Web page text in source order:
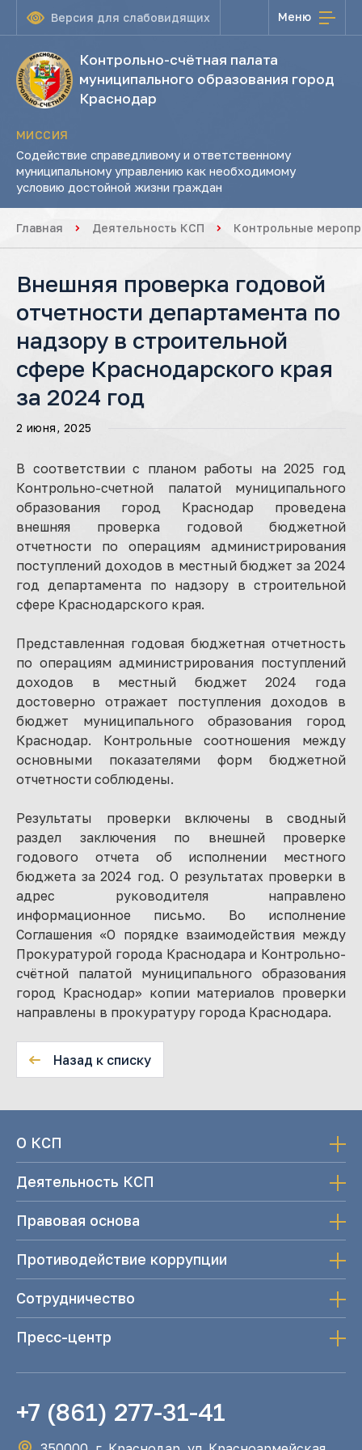
Версия для слабовидящих Меню
Контрольно-счётная палата
муниципального образования город
Краснодар
МИССИЯ
Содействие справедливому и ответственному
муниципальному управлению как необходимому
условию достойной жизни граждан
Главная Деятельность КСП Контрольные
Внешняя проверка годовой
отчетности департамента по
надзору в строительной
сфере Краснодарского края
за 2024 год
2 июня, 2025
В соответствии с планом работы на 2025 год
Контрольно-счетной палатой муниципального
образования город Краснодар проведена
внешняя проверка годовой бюджетной
отчетности по операциям администрирования
поступлений доходов в местный бюджет за 2024
год департамента по надзору в строительной
сфере Краснодарского края.
Представленная годовая бюджетная отчетность
по операциям администрирования поступлений
доходов в местный бюджет 2024 года
достоверно отражает поступления доходов в
бюджет муниципального образования город
Краснодар. Контрольные соотношения между
основными показателями форм бюджетной
отчетности соблюдены.
Результаты проверки включены в сводный
раздел заключения по внешней проверке
годового отчета об исполнении местного
бюджета за 2024 год. О результатах проверки в
адрес руководителя направлено
информационное письмо. Во исполнение
Соглашения «О порядке взаимодействия между
Прокуратурой города Краснодара и Контрольно-
счётной палатой муниципального образования
город Краснодар» копии материалов проверки
направлены в прокуратуру города Краснодара.
Назад к списку
О КСП
Деятельность КСП
Правовая основа
Противодействие коррупции
Сотрудничество
Пресс-центр
+7 (861) 277-31-41